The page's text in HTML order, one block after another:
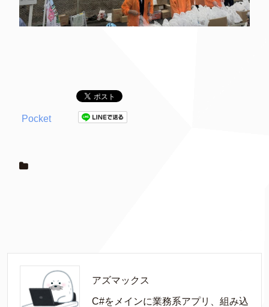
Pocket
アズマックス
C#をメインに業務系アプリ、組み込